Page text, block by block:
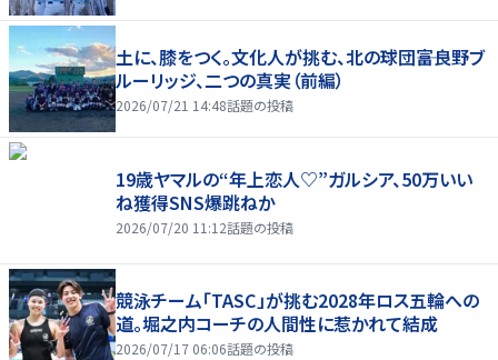
土に、膝をつく。文化人が挑む、北の球団――富良野ブ
ルーリッジ、二つの真実（前編）
2026/07/21 14:48話題の投稿
19歳ヤマルの“年上恋人♡”ガルシア、50万いい
ね獲得SNS爆跳ねか
2026/07/20 11:12話題の投稿
競泳チーム「TASC」が挑む2028年ロス五輪への
道。堀之内コーチの人間性に惹かれて結成
2026/07/17 06:06話題の投稿